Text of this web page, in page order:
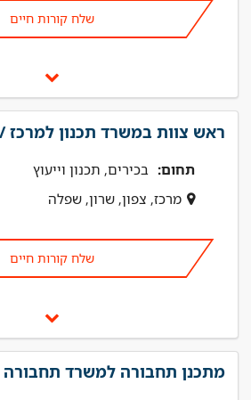
שלח קורות חיים
ראש צוות במשרד תכנון למרכז
תחום: בכירים, תכנון וייעוץ
מרכז, צפון, שרון, שפלה
שלח קורות חיים
מתכנן תחבורה למשרד תחבורה